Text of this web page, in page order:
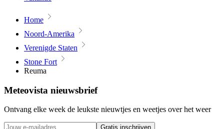
Home
Noord-Amerika
Verenigde Staten
Stone Fort
Reuma
Meteovista nieuwsbrief
Ontvang elke week de leukste nieuwtjes en weetjes over het weer
Gratis inschrijven